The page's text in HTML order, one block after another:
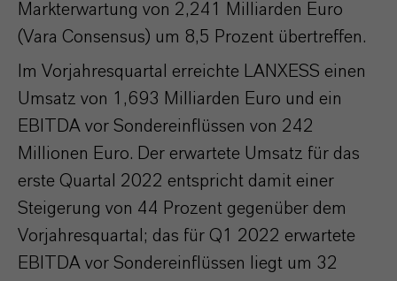
Markterwartung von 2,241 Milliarden Euro
(Vara Consensus) um 8,5 Prozent übertreffen.
Im Vorjahresquartal erreichte LANXESS einen
Umsatz von 1,693 Milliarden Euro und ein
EBITDA vor Sondereinflüssen von 242
Millionen Euro. Der erwartete Umsatz für das
erste Quartal 2022 entspricht damit einer
Steigerung von 44 Prozent gegenüber dem
Vorjahresquartal; das für Q1 2022 erwartete
EBITDA vor Sondereinflüssen liegt um 32